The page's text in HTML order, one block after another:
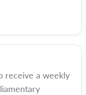
receive a weekly